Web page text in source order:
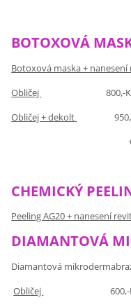
doporučuji
BOTOXOVÁ
Botoxová maska +
Obličej
800,-Kč toto
Obličej + dekolt
950,-
+ udržovací
CHEMICKÝ
Peeling AG20 + nanesení
DIAMANTOVÁ
Diamantová
Obličej
600,-